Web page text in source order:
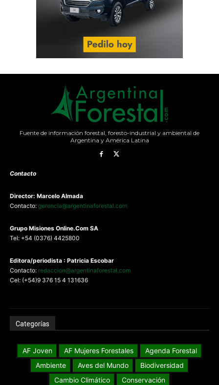
Fuente de información forestal, foresto-industrial y ambiental de
Argentina y América Latina
Contacto
Director: Marcelo Almada
Contacto: gerencia@argentinaforestal.com
Grupo Misiones Online.Com SA
Tel: +54 (0376) 4425800
Editora/periodista : Patricia Escobar
Contacto: redaccion@argentinaforestal.com
Cel: (+54)9 376 15 4 131636
Categorías
AF Joven AF Mujeres Forestales
Agenda Forestal
Ambiente
Aves del Mundo
Biodiversidad
Cambio Climático
Conservación